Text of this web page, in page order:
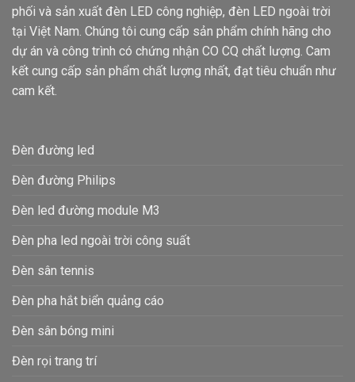
Ứng dụng chiếu sáng đường nội khu ở các khu đô thị,
khu chung cư
Ứng dụng chiếu sáng lối đi cho các kho bãi, nhà
xưởng, nhà máy, xí nghiệp
Các mẫu công suất của đèn đường led
1. Đèn đường phố M15 60w 70w 80w 90w 100w
Đèn đường sử dụng công nghệ LED tiên tiến, hiện đại
nhờ vậy mà khả năng tiết kiệm điện cũng được tăng
thực hơn, chống lóa mỏi mắt giúp người đi đường an
toàn hơn khi đang di chuyển.
phối và sản xuất đèn LED công nghiệp, đèn LED ngoài trời
tại Việt Nam. Chúng tôi cung cấp sản phẩm chính hãng cho
dự án và công trình có chứng nhận CO CQ chất lượng. Cam
kết cung cấp sản phẩm chất lượng nhất, đạt tiêu chuẩn như
cam kết.
Đèn đường led
Đèn đường Philips
Đèn led đường module M3
Đèn pha led ngoài trời công suất
Đèn sân tennis
Đèn pha hắt biển quảng cáo
Đèn sân bóng mini
Đèn rọi trang trí